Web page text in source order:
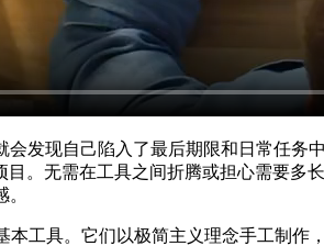
发现自己陷入了最后期限和日常任
目。无需在工具之间折腾或担心需要
本工具。它们以极简主义理念手工制